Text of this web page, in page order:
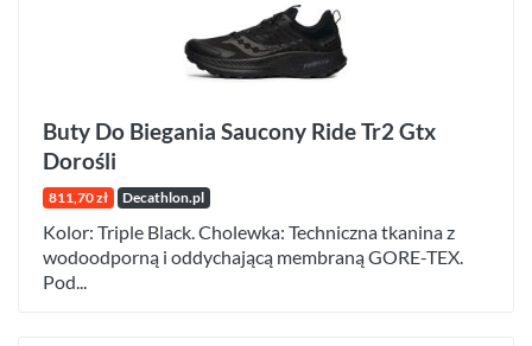
Buty Do Biegania Saucony Ride Tr2 Gtx
Dorośli
811,70 zł Decathlon.pl
Kolor: Triple Black. Cholewka: Techniczna tkanina z
wodoodporną i oddychającą membraną GORE-TEX.
Pod...